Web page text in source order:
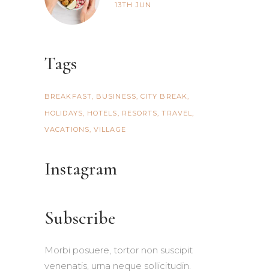
13TH JUN
Tags
BREAKFAST BUSINESS CITY BREAK
HOLIDAYS
HOTELS RESORTS
TRAVEL
VACATIONS VILLAGE
Instagram
Subscribe
Morbi posuere, tortor non suscipit
venenatis, urna neque sollicitudin.